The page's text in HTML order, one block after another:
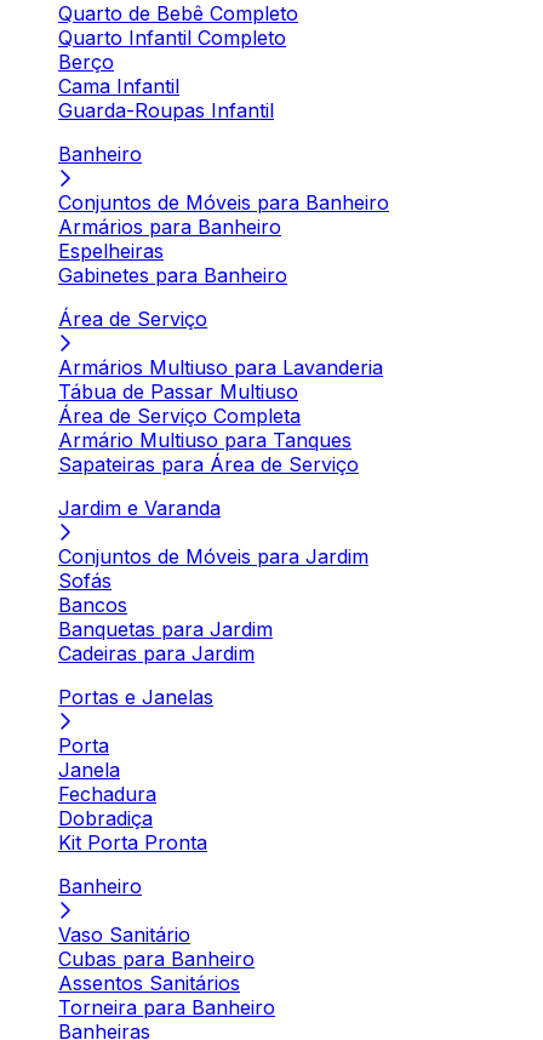
Quarto de Bebê Completo
Quarto Infantil Completo
Berço
Cama Infantil
Guarda-Roupas Infantil
Banheiro
Conjuntos de Móveis para Banheiro
Armários para Banheiro
Espelheiras
Gabinetes para Banheiro
Área de Serviço
Armários Multiuso para Lavanderia
Tábua de Passar Multiuso
Área de Serviço Completa
Armário Multiuso para Tanques
Sapateiras para Área de Serviço
Jardim e Varanda
Conjuntos de Móveis para Jardim
Sofás
Bancos
Banquetas para Jardim
Cadeiras para Jardim
Portas e Janelas
Porta
Janela
Fechadura
Dobradiça
Kit Porta Pronta
Banheiro
Vaso Sanitário
Cubas para Banheiro
Assentos Sanitários
Torneira para Banheiro
Banheiras